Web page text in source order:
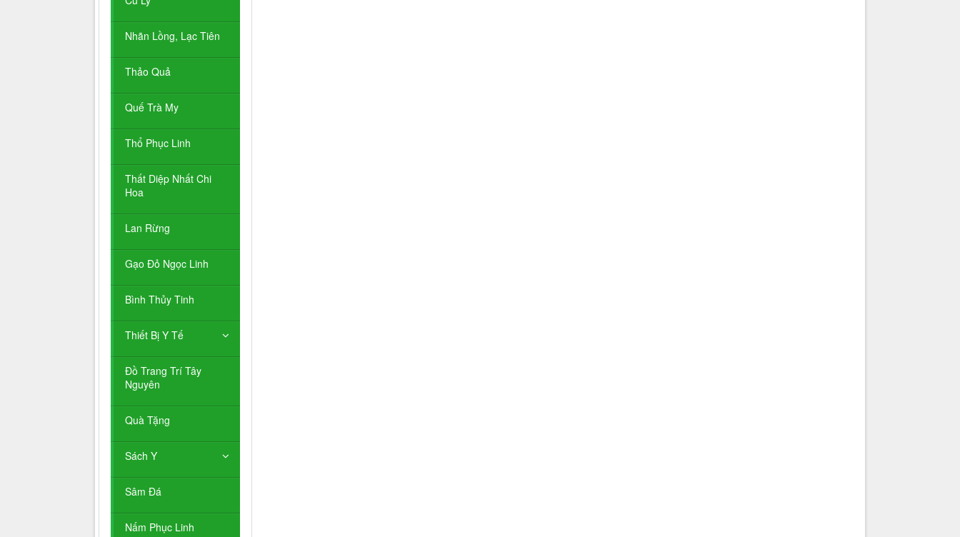
Nhãn Lồng, Lạc Tiên
Thảo Quả
Quế Trà My
Thổ Phục Linh
Thất Diệp Nhất Chi
Hoa
Lan Rừng
Gạo Đỏ Ngọc Linh
Bình Thủy Tinh
Thiết Bị Y Tế
Đồ Trang Trí Tây
Nguyên
Quà Tặng
Sách Y
Sâm Đá
Nấm Phục Linh